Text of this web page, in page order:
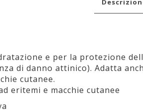
e per la protezione
di danno attinico). Adatta
cutanee.
eritemi e macchie cutanee